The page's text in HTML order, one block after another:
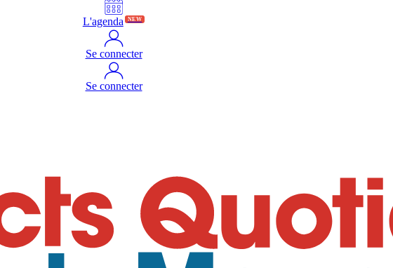
L'agenda NEW
Se connecter
Se connecter